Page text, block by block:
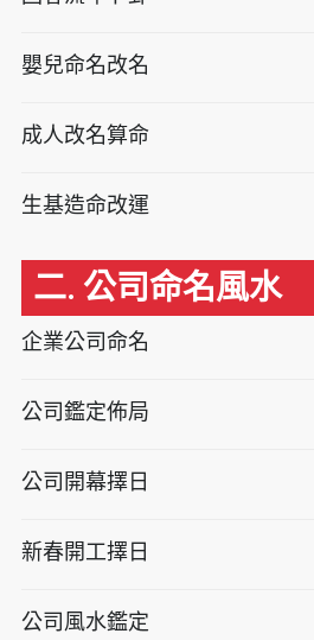
嬰兒命名改名
成人改名算命
生基造命改運
二. 公司命名風水
企業公司命名
公司鑑定佈局
公司開幕擇日
新春開工擇日
公司風水鑑定